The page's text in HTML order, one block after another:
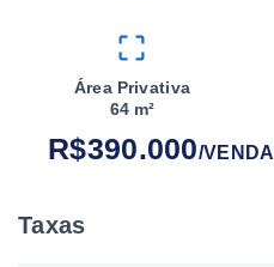
Área Privativa
64 m²
R$390.000/VENDA
Taxas